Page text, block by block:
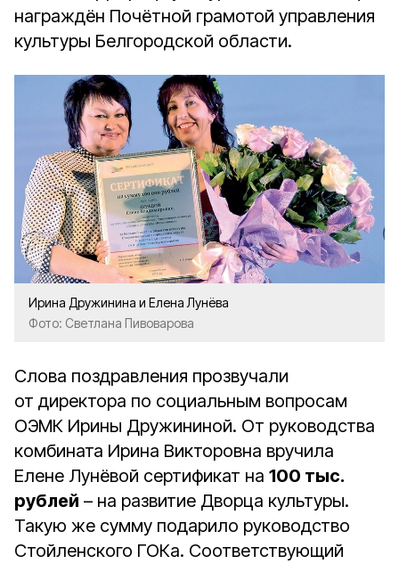
награждён Почётной грамотой управления
культуры Белгородской области.
Ирина Дружинина и Елена Лунёва
Фото: Светлана Пивоварова
Слова поздравления прозвучали
от директора по социальным вопросам
ОЭМК Ирины Дружининой. От руководства
комбината Ирина Викторовна вручила
Елене Лунёвой сертификат на 100 тыс.
рублей – на развитие Дворца культуры.
Такую же сумму подарило руководство
Стойленского ГОКа. Соответствующий